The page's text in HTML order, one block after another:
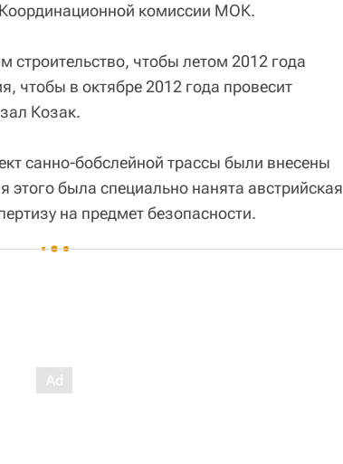
комиссии МОК.
чтобы летом 2012 года
чтобы в октябре 2012 года провесит
Козак.
санно-бобслейной трассы были внесены
была специально нанята австрийская
на предмет безопасности.